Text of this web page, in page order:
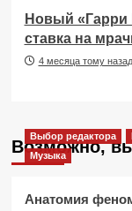
Новый «Гарри
ставка на
4 месяца тому назад
Возможно,
Выбор редактора
Музыка
Анатомия